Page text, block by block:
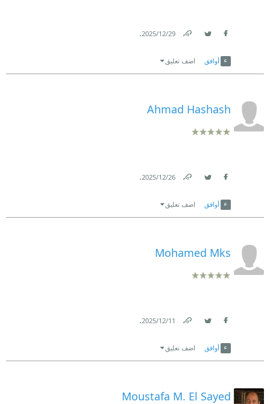
29‏/12‏/2025
.
أوافق اضف تعليق
Ahmad Hashash
26‏/12‏/2025
.
أوافق اضف تعليق
Mohamed Mks
11‏/12‏/2025
.
أوافق اضف تعليق
Moustafa M. El Sayed